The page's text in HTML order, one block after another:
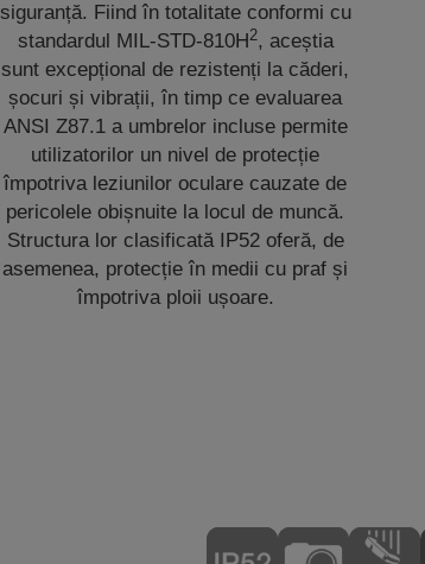
siguranță. Fiind în totalitate conformi cu
standardul MIL-STD-810H2, aceștia
sunt excepțional de rezistenți la căderi,
șocuri și vibrații, în timp ce evaluarea
ANSI Z87.1 a umbrelor incluse permite
utilizatorilor un nivel de protecție
împotriva leziunilor oculare cauzate de
pericolele obișnuite la locul de muncă.
Structura lor clasificată IP52 oferă, de
asemenea, protecție în medii cu praf și
împotriva ploii ușoare.